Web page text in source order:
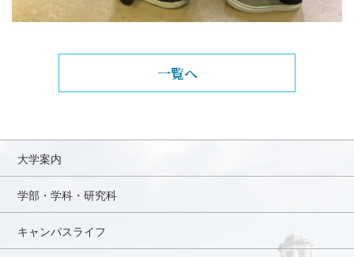
一覧へ
大学案内
学部・学科・研究科
キャンパスライフ